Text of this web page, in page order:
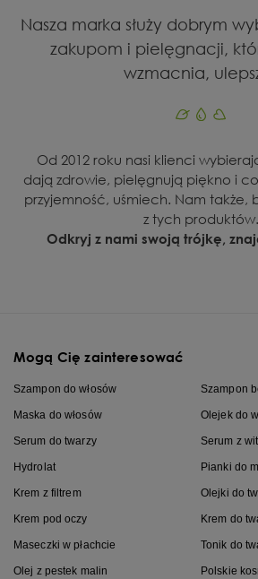
Nasza marka służy dobrym
zakupom i pielęgnacji,
wzmacnia,
Od 2012 roku nasi klienci
dają zdrowie, pielęgnują piękno i
przyjemność, uśmiech. Nam także,
z tych produktów.
Odkryj z nami swoją trójkę,
Mogą Cię zainteresować
Szampon do włosów Szampon
Maska do włosów Olejek do
Serum do twarzy Serum z
Hydrolat Pianki do
Krem z filtrem Olejki do
Krem pod oczy Krem do
Maseczki w płachcie Tonik do
Olej z pestek malin Polskie